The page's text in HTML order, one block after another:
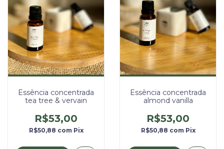
Essência concentrada
tea tree & vervain
R$53,00
R$50,88 com Pix
Essência concentrada
almond vanilla
R$53,00
R$50,88 com Pix